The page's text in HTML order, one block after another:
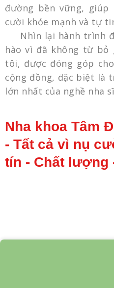
đường bền vững,
cười khỏe mạnh và tự
Nhìn lại hành trình
hào vì đã không từ bỏ
tôi, được đóng góp
cộng đồng, đặc biệt là
lớn nhất của nghề nha
Nha khoa Tâm
- Tất cả vì nụ
tín - Chất lượng